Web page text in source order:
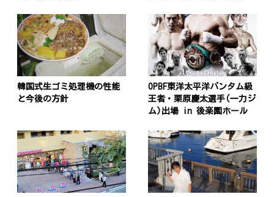
韓国式生ゴミ処理機の性能
と今後の方針
OPBF東洋太平洋バンタム級
王者・栗原慶太選手(一力ジ
ム)出場 in 後楽園ホール